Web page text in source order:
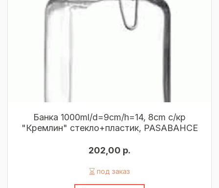
Банка 1000ml/d=9cm/h=14, 8cm с/кр
"Кремлин" стекло+пластик, PASABAHCE
202,00 р.
под заказ